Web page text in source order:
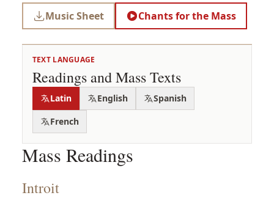
Music Sheet Chants for the Mass
TEXT LANGUAGE
Readings and Mass Texts
Latin English
Spanish
French
Mass Readings
Introit